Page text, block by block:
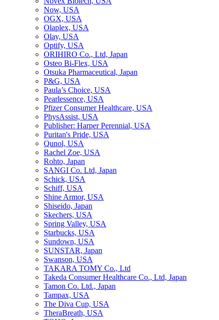
Now, USA
OGX, USA
Olaplex, USA
Olay, USA
Optify, USA
ORIHIRO Co., Ltd, Japan
Osteo Bi-Flex, USA
Otsuka Pharmaceutical, Japan
P&G, USA
Paula’s Choice, USA
Pearlessence, USA
Pfizer Consumer Healthcare, USA
PhysAssist, USA
Publisher: Harper Perennial, USA
Puritan's Pride, USA
Qunol, USA
Rachel Zoe, USA
Rohto, Japan
SANGI Co. Ltd, Japan
Schick, USA
Schiff, USA
Shine Armor, USA
Shiseido, Japan
Skechers, USA
Spring Valley, USA
Starbucks, USA
Sundown, USA
SUNSTAR, Japan
Swanson, USA
TAKARA TOMY Co., Ltd
Takeda Consumer Healthcare Co., Ltd, Japan
Tamon Co. Ltd., Japan
Tampax, USA
The Diva Cup, USA
TheraBreath, USA